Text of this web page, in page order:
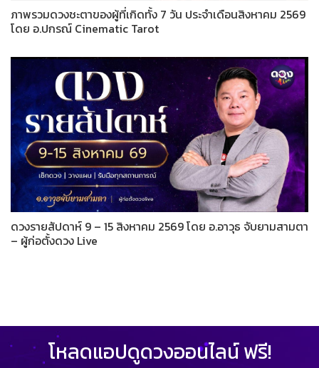
ภาพรวมดวงชะตาของผู้ที่เกิดทั้ง 7 วัน ประจำเดือนสิงหาคม 2569
โดย อ.ปกรณ์ Cinematic Tarot
ดวงรายสัปดาห์ 9 – 15 สิงหาคม 2569 โดย อ.อาวุธ จับยามสามตา
– ผู้ก่อตั้งดวง Live
โหลดแอปดูดวงออนไลน์ ฟรี!